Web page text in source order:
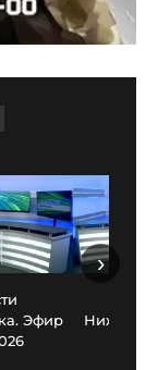
Эфир
›